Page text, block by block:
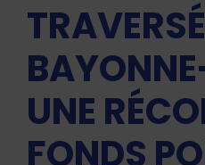
UNE
FONDS